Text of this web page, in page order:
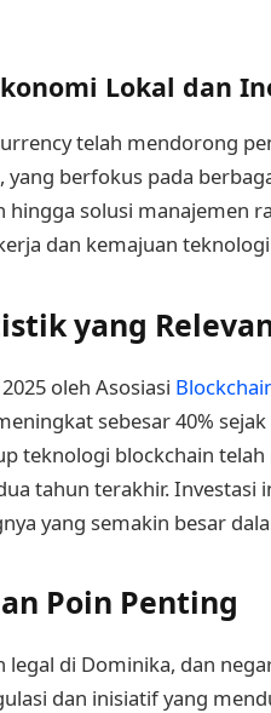
Lokal dan
telah mendorong
berfokus pada
hingga solusi manajemen
dan kemajuan
yang
oleh Asosiasi
sebesar 40%
teknologi blockchain
tahun terakhir. Investasi
yang semakin besar
Poin Penting
legal di Dominika, dan
dan inisiatif yang